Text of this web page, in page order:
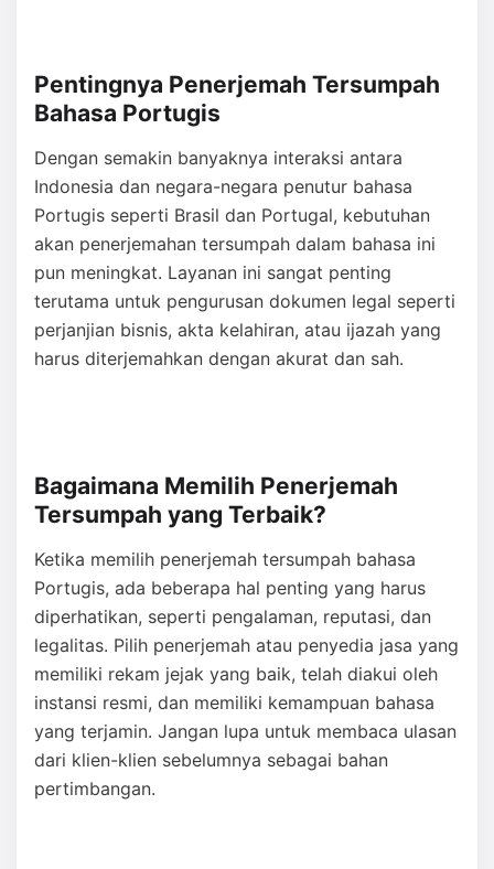
Pentingnya Penerjemah Tersumpah
Bahasa Portugis
Dengan semakin banyaknya interaksi antara
Indonesia dan negara-negara penutur bahasa
Portugis seperti Brasil dan Portugal, kebutuhan
akan penerjemahan tersumpah dalam bahasa ini
pun meningkat. Layanan ini sangat penting
terutama untuk pengurusan dokumen legal seperti
perjanjian bisnis, akta kelahiran, atau ijazah yang
harus diterjemahkan dengan akurat dan sah.
Bagaimana Memilih Penerjemah
Tersumpah yang Terbaik?
Ketika memilih penerjemah tersumpah bahasa
Portugis, ada beberapa hal penting yang harus
diperhatikan, seperti pengalaman, reputasi, dan
legalitas. Pilih penerjemah atau penyedia jasa yang
memiliki rekam jejak yang baik, telah diakui oleh
instansi resmi, dan memiliki kemampuan bahasa
yang terjamin. Jangan lupa untuk membaca ulasan
dari klien-klien sebelumnya sebagai bahan
pertimbangan.